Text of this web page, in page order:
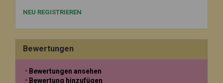
NEU REGISTRIEREN
Bewertungen
Bewertungen ansehen
Bewertung hinzufügen